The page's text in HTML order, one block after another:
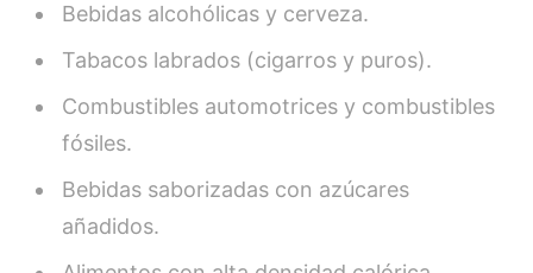
Bebidas alcohólicas y cerveza.
Tabacos labrados (cigarros y puros).
Combustibles automotrices y combustibles
fósiles.
Bebidas saborizadas con azúcares
añadidos.